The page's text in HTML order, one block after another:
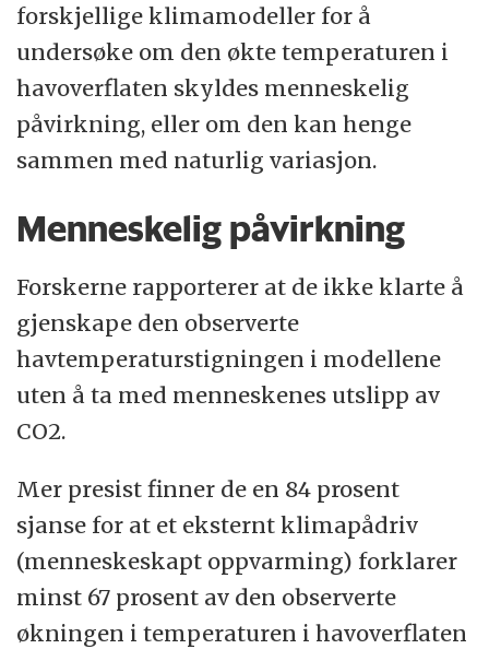
forskjellige klimamodeller for å
undersøke om den økte temperaturen i
havoverflaten skyldes menneskelig
påvirkning, eller om den kan henge
sammen med naturlig variasjon.
Menneskelig påvirkning
Forskerne rapporterer at de ikke klarte å
gjenskape den observerte
havtemperaturstigningen i modellene
uten å ta med menneskenes utslipp av
CO2.
Mer presist finner de en 84 prosent
sjanse for at et eksternt klimapådriv
(menneskeskapt oppvarming) forklarer
minst 67 prosent av den observerte
økningen i temperaturen i havoverflaten